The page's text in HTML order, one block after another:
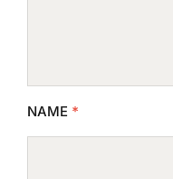
NAME *